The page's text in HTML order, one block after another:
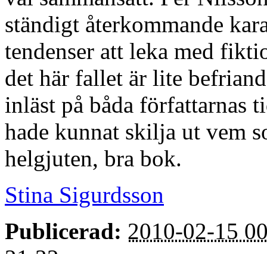
ständigt återkommande
tendenser att leka med
det här fallet är lite
inläst på båda författarnas
hade kunnat skilja ut vem
helgjuten, bra bok.
Stina Sigurdsson
Publicerad: 2010-02-15